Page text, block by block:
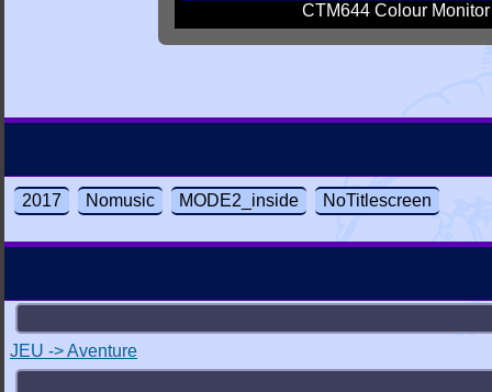
CTM644 Colour Monitor
2017 Nomusic MODE2_inside NoTitlescreen
JEU -> Aventure